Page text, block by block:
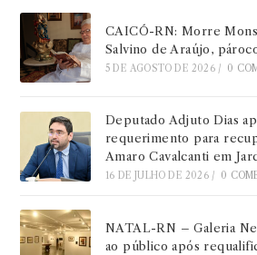
CAICÓ-RN: Morre
Salvino de Araújo,
5 DE AGOSTO DE 2026 / 0
Deputado Adjuto Dias
requerimento para
Amaro Cavalcanti em
16 DE JULHO DE 2026 / 0
NATAL-RN – Galeria
ao público após